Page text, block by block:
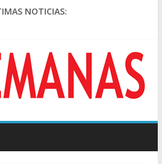
NOTICIAS:
de propiedad privada, Bullrich
calificó de “ficción judicial” el
Campana
chocaron un tren y un
marcha a Plaza de Mayo de
sociales
Rud, histórico representante